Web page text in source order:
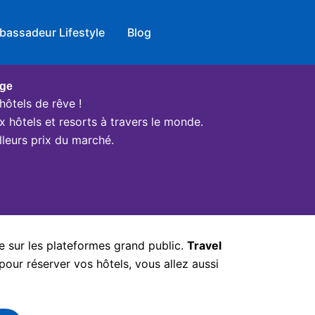
Lifestyle Blog
de rêve !
hôtels et resorts à travers le monde.
prix du marché.
sur les plateformes grand public. Travel
réserver vos hôtels, vous allez aussi